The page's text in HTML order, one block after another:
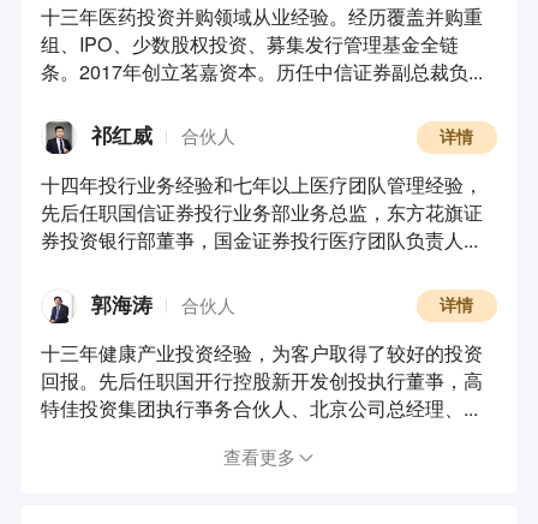
十三年医药投资并购领域从业经验。经历覆盖并购重
组、IPO、少数股权投资、募集发行管理基金全链
条。2017年创立茗嘉资本。历任中信证券副总裁负...
祁红威 合伙人
十四年投行业务经验和七年以上医疗团队管理经验，
先后任职国信证券投行业务部业务总监，东方花旗证
券投资银行部董亊，国金证券投行医疗团队负责人...
详情
郭海涛 合伙人
十三年健康产业投资经验，为客户取得了较好的投资
回报。先后任职国开行控股新开发创投执行董亊，高
特佳投资集团执行亊务合伙人、北京公司总经理、...
详情
查看更多